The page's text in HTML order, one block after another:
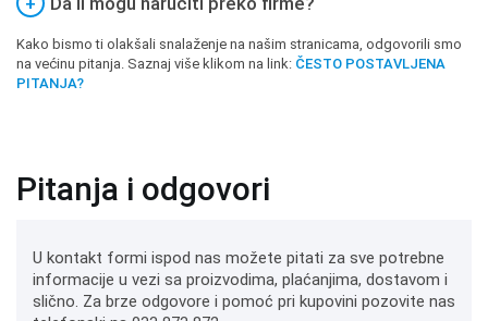
Kako bismo ti olakšali snalaženje na našim stranicama, odgovorili smo
na većinu pitanja. Saznaj više klikom na link: ČESTO POSTAVLJENA
PITANJA?
Pitanja i odgovori
U kontakt formi ispod nas možete pitati za sve potrebne
informacije u vezi sa proizvodima, plaćanjima, dostavom i
slično. Za brze odgovore i pomoć pri kupovini pozovite nas